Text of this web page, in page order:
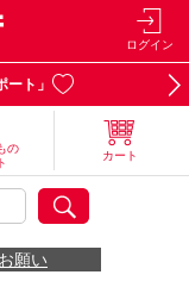
ログイン
ト」
の
カート
願い